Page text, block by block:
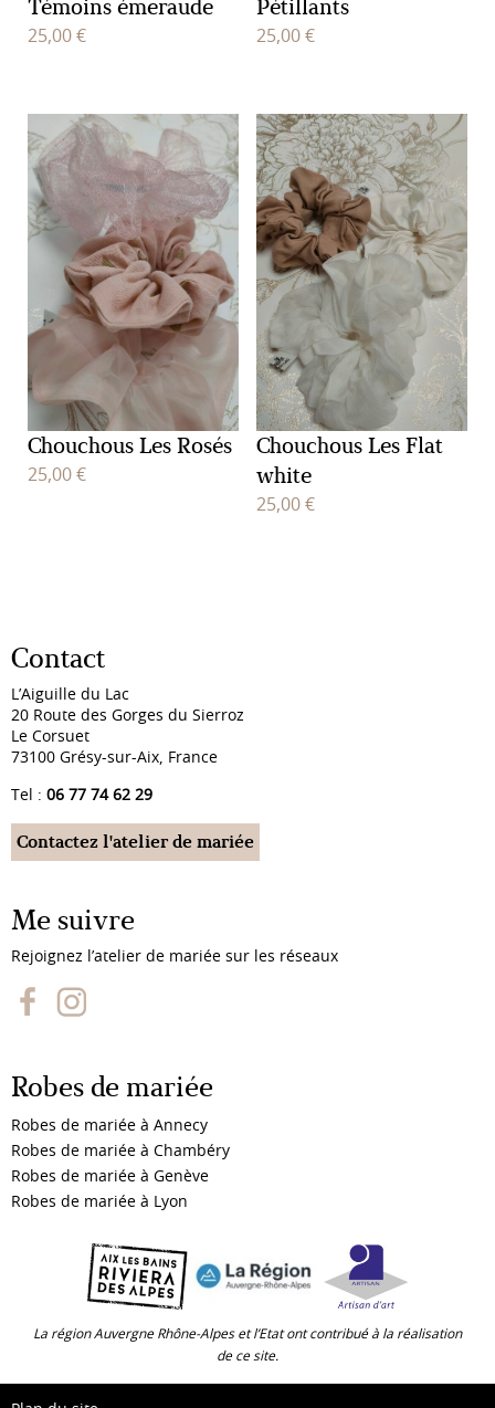
Témoins émeraude
25,00 €
Pétillants
25,00 €
Chouchous Les Rosés
25,00 €
Chouchous Les Flat
white
25,00 €
Contact
L’Aiguille du Lac
20 Route des Gorges du Sierroz
Le Corsuet
73100 Grésy-sur-Aix, France
Tel : 06 77 74 62 29
Contactez l'atelier de mariée
Me suivre
Rejoignez l’atelier de mariée sur les réseaux
Robes de mariée
Robes de mariée à Annecy
Robes de mariée à Chambéry
Robes de mariée à Genève
Robes de mariée à Lyon
La région Auvergne Rhône-Alpes et l’Etat ont contribué à la réalisation
de ce site.